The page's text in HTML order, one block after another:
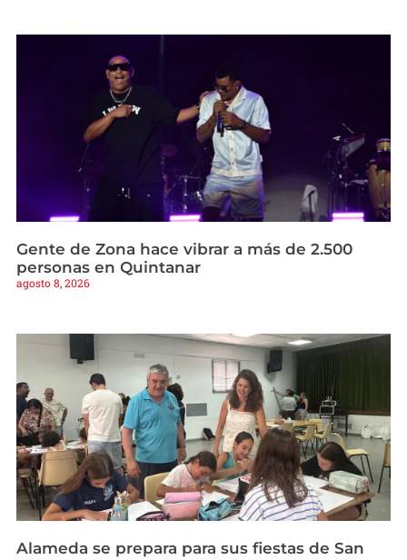
Gente de Zona hace vibrar a más de 2.500
personas en Quintanar
agosto 8, 2026
Alameda se prepara para sus fiestas de San